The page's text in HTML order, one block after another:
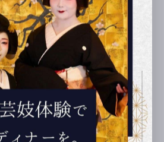
2025/07/22
所沢からの刺客！？「はし拳全国大会」に想いを込めて
2025/07/22
芸能部設立！